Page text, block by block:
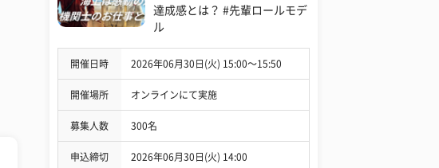
達成感とは？ #先輩ロールモデ
ル
開催日時 2026年06月30日(火) 15:00〜15:50
開催場所 オンラインにて実施
募集人数 300名
申込締切 2026年06月30日(火) 14:00